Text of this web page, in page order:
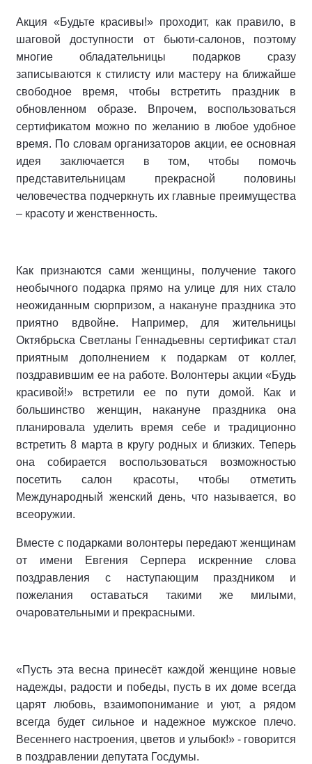
Акция «Будьте красивы!» проходит, как правило, в
шаговой доступности от бьюти-салонов, поэтому
многие обладательницы подарков сразу
записываются к стилисту или мастеру на ближайше
свободное время, чтобы встретить праздник в
обновленном образе. Впрочем, воспользоваться
сертификатом можно по желанию в любое удобное
время. По словам организаторов акции, ее основная
идея заключается в том, чтобы помочь
представительницам прекрасной половины
человечества подчеркнуть их главные преимущества
– красоту и женственность.
Как признаются сами женщины, получение такого
необычного подарка прямо на улице для них стало
неожиданным сюрпризом, а накануне праздника это
приятно вдвойне. Например, для жительницы
Октябрьска Светланы Геннадьевны сертификат стал
приятным дополнением к подаркам от коллег,
поздравившим ее на работе. Волонтеры акции «Будь
красивой!» встретили ее по пути домой. Как и
большинство женщин, накануне праздника она
планировала уделить время себе и традиционно
встретить 8 марта в кругу родных и близких. Теперь
она собирается воспользоваться возможностью
посетить салон красоты, чтобы отметить
Международный женский день, что называется, во
всеоружии.
Вместе с подарками волонтеры передают женщинам
от имени Евгения Серпера искренние слова
поздравления с наступающим праздником и
пожелания оставаться такими же милыми,
очаровательными и прекрасными.
«Пусть эта весна принесёт каждой женщине новые
надежды, радости и победы, пусть в их доме всегда
царят любовь, взаимопонимание и уют, а рядом
всегда будет сильное и надежное мужское плечо.
Весеннего настроения, цветов и улыбок!» - говорится
в поздравлении депутата Госдумы.